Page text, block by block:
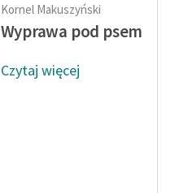
Kornel Makuszyński
Wyprawa pod psem
Czytaj więcej